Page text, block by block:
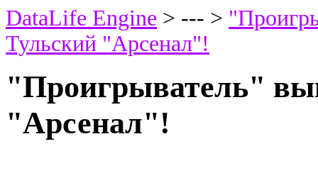
DataLife Engine > --- >
Тульский "Арсенал"!
"Проигрыватель"
"Арсенал"!